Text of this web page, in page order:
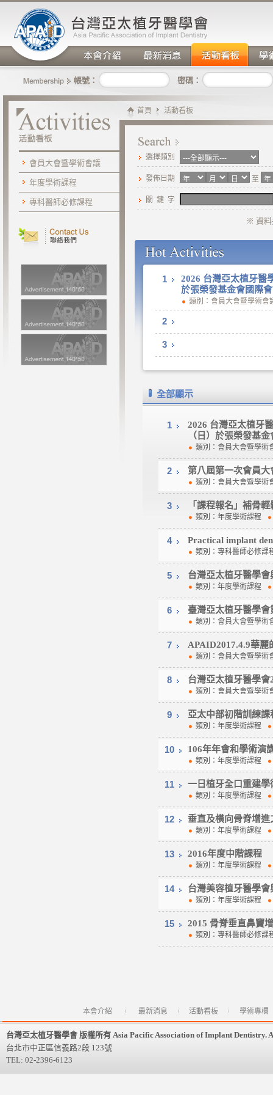
帳號： 密碼：
會員大會暨學術會議
年度學術課程
專科醫師必修課程
首頁 活動看板
選擇類別
發佈日期 至
關 鍵 字
※ 資
1
2026 台灣亞太植牙醫
於張榮發基金會國際
類別：會員大會暨學術
2
3
全部顯示
1
2026 台灣亞太植牙
（日）於張榮發基
類別：會員大會暨學
2 第八屆第一次會員大
類別：會員大會暨學
3 「課程報名」補骨
類別：年度學術課程
4 Practical implant
類別：專科醫師必修
5 台灣亞太植牙醫學
類別：年度學術課程
6 臺灣亞太植牙醫學
類別：會員大會暨學
7 APAID2017.4.9華麗
類別：會員大會暨學
8 台灣亞太植牙醫學
類別：會員大會暨學
9 亞太中部初階訓練課
類別：年度學術課程
10 106年年會和學術演
類別：年度學術課程
11 一日植牙全口重建學
類別：年度學術課程
12 垂直及橫向骨脊增
類別：年度學術課程
13 2016年度中階課程
類別：年度學術課程
14 台灣美容植牙醫學
類別：年度學術課程
15 2015 骨脊垂直鼻竇
類別：專科醫師必修
本會介紹 最新消息 活動看板 學術專欄
台灣亞太植牙醫學會 版權所有 Asia Pacific Association of Implant Dentistry.
台北市中正區信義路2段 123號
TEL: 02-2396-6123